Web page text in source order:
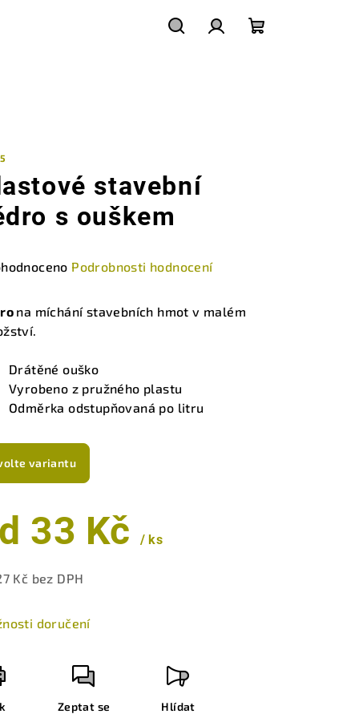
stavební
s ouškem
Podrobnosti hodnocení
na míchání stavebních hmot v malém
Drátěné ouško
Vyrobeno z pružného plastu
Odměrka odstupňovaná po litru
variantu
33 Kč / ks
Kč bez DPH
doručení
Zeptat se Hlídat